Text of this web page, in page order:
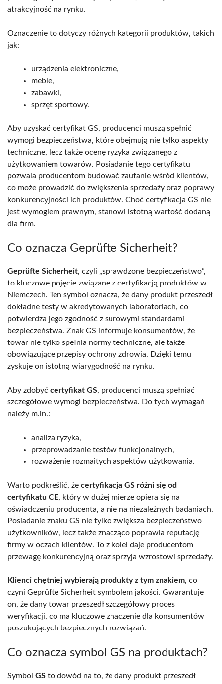
atrakcyjność na rynku.
Oznaczenie to dotyczy różnych kategorii produktów, takich
jak:
urządzenia elektroniczne,
meble,
zabawki,
sprzęt sportowy.
Aby uzyskać certyfikat GS, producenci muszą spełnić
wymogi bezpieczeństwa, które obejmują nie tylko aspekty
techniczne, lecz także ocenę ryzyka związanego z
użytkowaniem towarów. Posiadanie tego certyfikatu
pozwala producentom budować zaufanie wśród klientów,
co może prowadzić do zwiększenia sprzedaży oraz poprawy
konkurencyjności ich produktów. Choć certyfikacja GS nie
jest wymogiem prawnym, stanowi istotną wartość dodaną
dla firm.
Co oznacza Geprüfte Sicherheit?
Geprüfte Sicherheit, czyli „sprawdzone bezpieczeństwo”,
to kluczowe pojęcie związane z certyfikacją produktów w
Niemczech. Ten symbol oznacza, że dany produkt przeszedł
dokładne testy w akredytowanych laboratoriach, co
potwierdza jego zgodność z surowymi standardami
bezpieczeństwa. Znak GS informuje konsumentów, że
towar nie tylko spełnia normy techniczne, ale także
obowiązujące przepisy ochrony zdrowia. Dzięki temu
zyskuje on istotną wiarygodność na rynku.
Aby zdobyć certyfikat GS, producenci muszą spełniać
szczegółowe wymogi bezpieczeństwa. Do tych wymagań
należy m.in.:
analiza ryzyka,
przeprowadzanie testów funkcjonalnych,
rozważenie rozmaitych aspektów użytkowania.
Warto podkreślić, że certyfikacja GS różni się od
certyfikatu CE, który w dużej mierze opiera się na
oświadczeniu producenta, a nie na niezależnych badaniach.
Posiadanie znaku GS nie tylko zwiększa bezpieczeństwo
użytkowników, lecz także znacząco poprawia reputację
firmy w oczach klientów. To z kolei daje producentom
przewagę konkurencyjną oraz sprzyja wzrostowi sprzedaży.
Klienci chętniej wybierają produkty z tym znakiem, co
czyni Geprüfte Sicherheit symbolem jakości. Gwarantuje
on, że dany towar przeszedł szczegółowy proces
weryfikacji, co ma kluczowe znaczenie dla konsumentów
poszukujących bezpiecznych rozwiązań.
Co oznacza symbol GS na produktach?
Symbol GS to dowód na to, że dany produkt przeszedł